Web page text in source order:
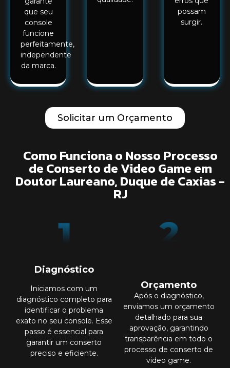
que seu
console
funcione
perfeitamente,
independente
da marca.
possam
surgir.
Solicitar um Orçamento
Como Funciona o Nosso Processo
de Conserto de Video Game em
Doutor Laureano, Duque de Caxias -
RJ
Diagnóstico
Iniciamos com um
diagnóstico completo para
identificar o problema
exato no seu console. Esse
passo é essencial para
garantir um conserto
preciso e eficiente.
Orçamento
Após o diagnóstico,
enviamos um orçamento
detalhado para sua
aprovação, garantindo
transparência em todo o
processo de conserto de
video game.